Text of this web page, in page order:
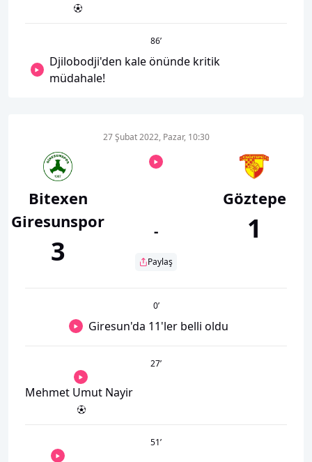
86’
Djilobodji'den kale önünde kritik
müdahale!
Bitexen
Giresunspor
3
27 Şubat 2022, Pazar, 10:30
-
Paylaş
Göztepe
1
0’
Giresun'da 11'ler belli oldu
27’
Mehmet Umut Nayir
51’